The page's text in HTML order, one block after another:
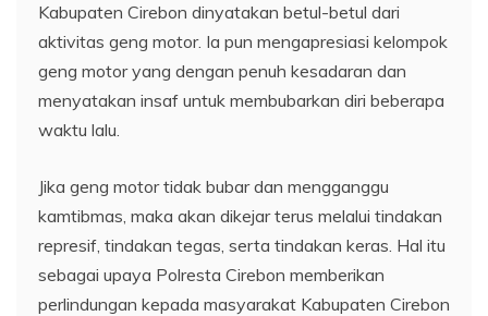
Kabupaten Cirebon dinyatakan betul-betul dari
aktivitas geng motor. Ia pun mengapresiasi kelompok
geng motor yang dengan penuh kesadaran dan
menyatakan insaf untuk membubarkan diri beberapa
waktu lalu.
Jika geng motor tidak bubar dan mengganggu
kamtibmas, maka akan dikejar terus melalui tindakan
represif, tindakan tegas, serta tindakan keras. Hal itu
sebagai upaya Polresta Cirebon memberikan
perlindungan kepada masyarakat Kabupaten Cirebon